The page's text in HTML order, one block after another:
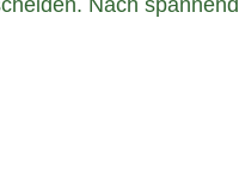
Nach